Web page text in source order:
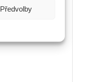
Předvolby